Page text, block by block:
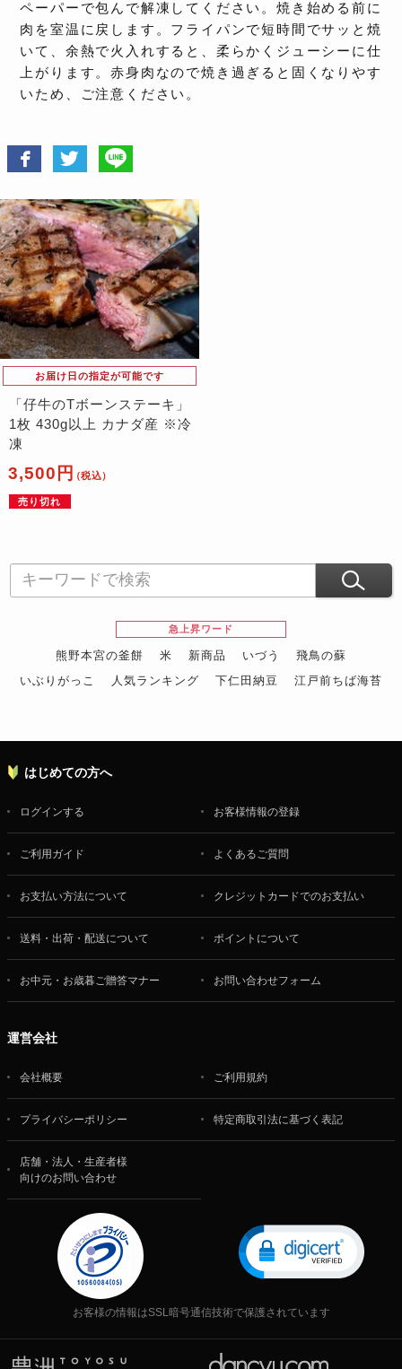
ペーパーで包んで解凍してください。焼き始める前に
肉を室温に戻します。フライパンで短時間でサッと焼
いて、余熱で火入れすると、柔らかくジューシーに仕
上がります。赤身肉なので焼き過ぎると固くなりやす
いため、ご注意ください。
お届け日の指定が可能です
「仔牛のTボーンステーキ」
1枚 430g以上 カナダ産 ※冷
凍
3,500円 （税込）
売り切れ
急上昇ワード
熊野本宮の釜餅 米 新商品 いづう
飛鳥の蘇
いぶりがっこ
人気ランキング 下仁田納豆
江戸前ちば海苔
はじめての方へ
ログインする お客様情報の登録
ご利用ガイド よくあるご質問
お支払い方法について クレジットカードでのお支払い
送料・出荷・配送について ポイントについて
お中元・お歳暮ご贈答マナー お問い合わせフォーム
運営会社
会社概要 ご利用規約
プライバシーポリシー 特定商取引法に基づく表記
店舗・法人・生産者様
向けのお問い合わせ
お客様の情報はSSL暗号通信技術で保護されています